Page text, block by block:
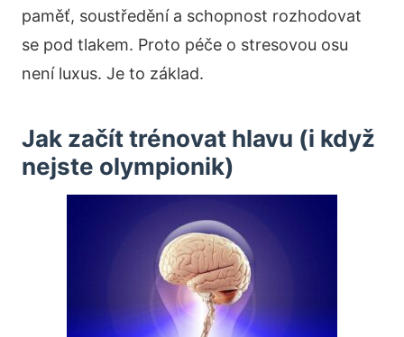
paměť, soustředění a schopnost rozhodovat
se pod tlakem. Proto péče o stresovou osu
není luxus. Je to základ.
Jak začít trénovat hlavu (i když
nejste olympionik)